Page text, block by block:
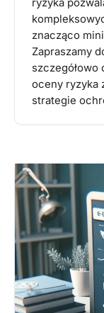
ryzyka
znacząco
Zapraszamy
oceny ryzyka
strategie